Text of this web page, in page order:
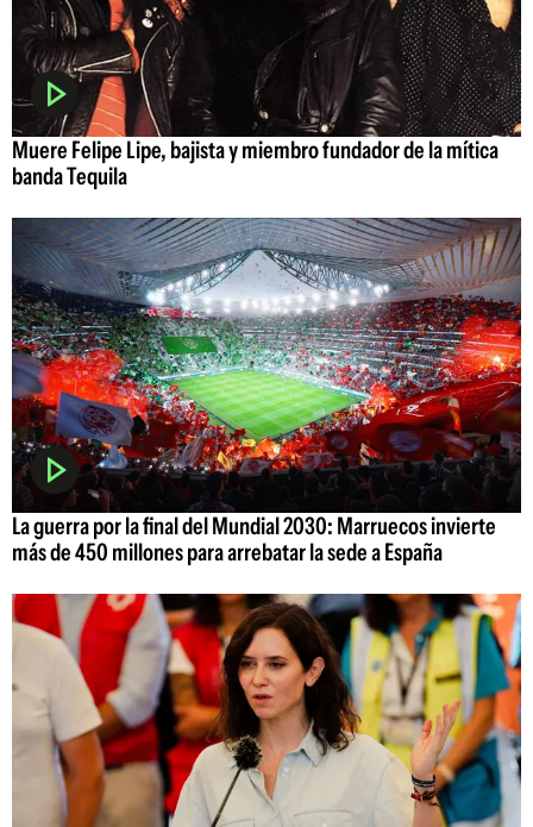
Muere Felipe Lipe, bajista y miembro fundador de la mítica
banda Tequila
La guerra por la final del Mundial 2030: Marruecos invierte
más de 450 millones para arrebatar la sede a España